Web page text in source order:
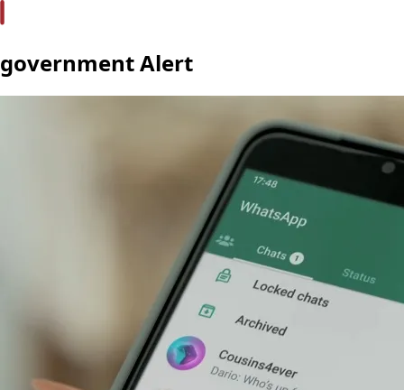
government Alert